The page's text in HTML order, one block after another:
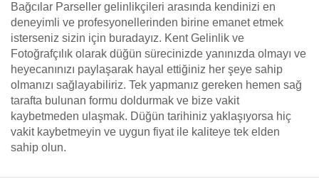
Bağcılar Parseller gelinlikçileri arasında kendinizi en
deneyimli ve profesyonellerinden birine emanet etmek
isterseniz sizin için buradayız. Kent Gelinlik ve
Fotoğrafçılık olarak düğün sürecinizde yanınızda olmayı ve
heyecanınızı paylaşarak hayal ettiğiniz her şeye sahip
olmanızı sağlayabiliriz. Tek yapmanız gereken hemen sağ
tarafta bulunan formu doldurmak ve bize vakit
kaybetmeden ulaşmak. Düğün tarihiniz yaklaşıyorsa hiç
vakit kaybetmeyin ve uygun fiyat ile kaliteye tek elden
sahip olun.